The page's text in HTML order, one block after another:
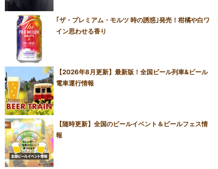
｢ザ・プレミアム・モルツ 時の誘惑｣発売！柑橘や白ワ
イン思わせる香り
【2026年8月更新】最新版！全国ビール列車&ビール
電車運行情報
【随時更新】全国のビールイベント＆ビールフェス情
報